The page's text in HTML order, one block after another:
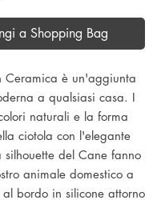
a Shopping Bag
Ceramica è un'aggiunta
a qualsiasi casa. I
naturali e la forma
ciotola con l'elegante
silhouette del Cane fanno
animale domestico a
bordo in silicone attorno